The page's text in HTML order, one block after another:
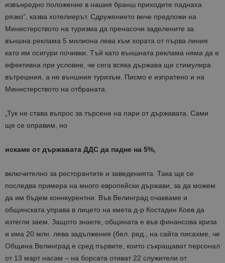
извънредно положение в нашия бранш приходите паднаха
рязко”, казва хотелиерът. Сдружението вече предложи на
Министерството на туризма да пренасочи заделените за
външна реклама 5 милиона лева към хората от първа линия
като им осигури почивки. Тъй като външната реклама няма да е
ефективна при условие, че сега всяка държава ще стимулира
вътрешния, а не външния туризъм. Писмо е изпратено и на
Министерството на отбраната.
„Тук не става въпрос за търсене на пари от държавата. Сами
ще се оправим, но
искаме от държавата ДДС да падне на 5%,
включително за ресторантите и заведенията. Така ще се
последва примера на много европейски държави, за да можем
да им бъдем коннкурентни. Във Велинград очакваме и
общинската управа в лицето на кмета д-р Костадин Коев да
изтегли заем. Защото знаете, общината е във финансова криза
и има 20 млн. лева задължения (бел. ред., на сайта писахме, че
Община Велинград е сред първите, които съкращават персонал
от 13 март насам – на борсата отиват 22 служители от